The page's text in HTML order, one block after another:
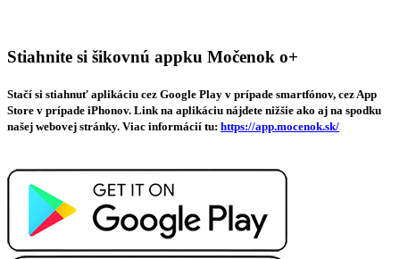
Stiahnite si šikovnú appku Močenok o+
Stačí si stiahnuť aplikáciu cez Google Play v prípade smartfónov, cez App
Store v prípade iPhonov. Link na aplikáciu nájdete nižšie ako aj na spodku
našej webovej stránky. Viac informácií tu: https://app.mocenok.sk/